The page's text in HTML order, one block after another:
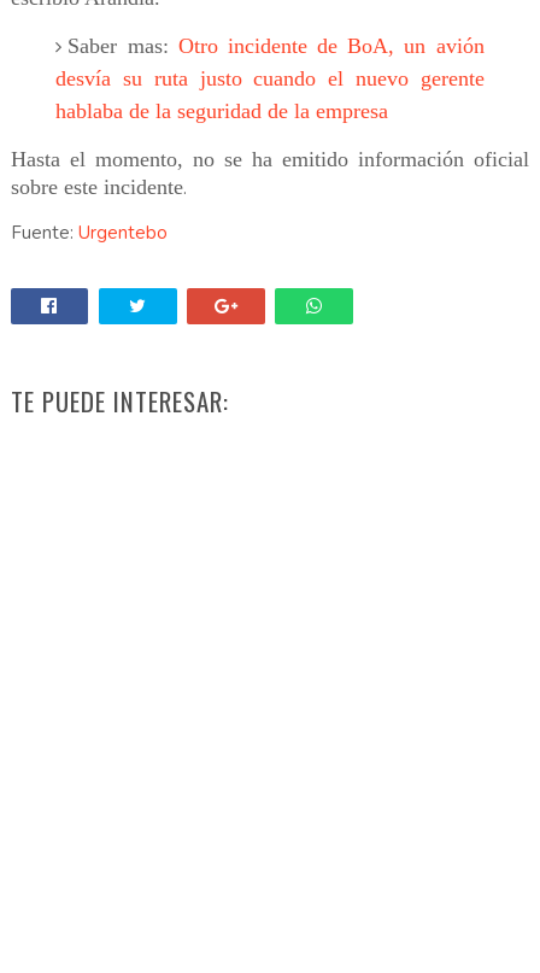
Saber mas: Otro incidente de BoA, un avión
desvía su ruta justo cuando el nuevo gerente
hablaba de la seguridad de la empresa
Hasta el momento, no se ha emitido información oficial
sobre este incidente.
Fuente: Urgentebo
TE PUEDE INTERESAR: